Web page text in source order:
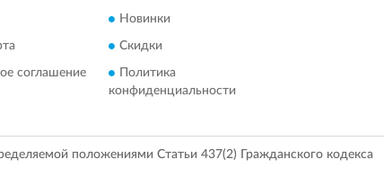
соглашение
Новинки
Скидки
Политика
конфиденциальности
положениями Статьи 437(2) Гражданского кодекса